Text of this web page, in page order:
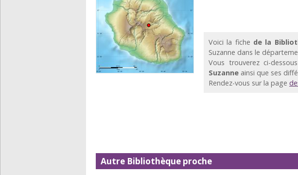
Voici la fiche de la
Suzanne dans le
Vous trouverez ci-
Suzanne ainsi que ses
Rendez-vous sur la page
Autre Bibliothèque proche